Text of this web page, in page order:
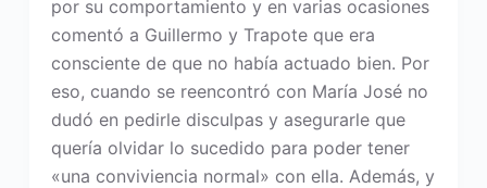
por su comportamiento y en varias ocasiones
comentó a Guillermo y Trapote que era
consciente de que no había actuado bien. Por
eso, cuando se reencontró con María José no
dudó en pedirle disculpas y asegurarle que
quería olvidar lo sucedido para poder tener
«una conviviencia normal» con ella. Además, y